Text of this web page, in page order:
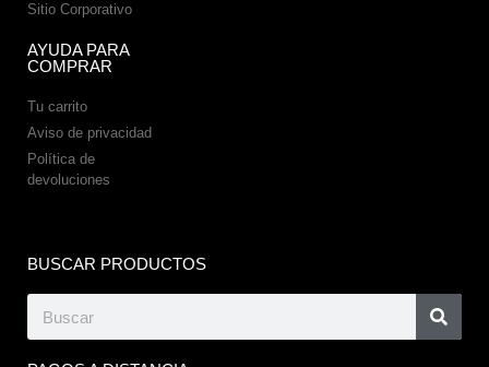
Sitio Corporativo
AYUDA PARA
COMPRAR
Tu carrito
Aviso de privacidad
Política de
devoluciones
BUSCAR PRODUCTOS